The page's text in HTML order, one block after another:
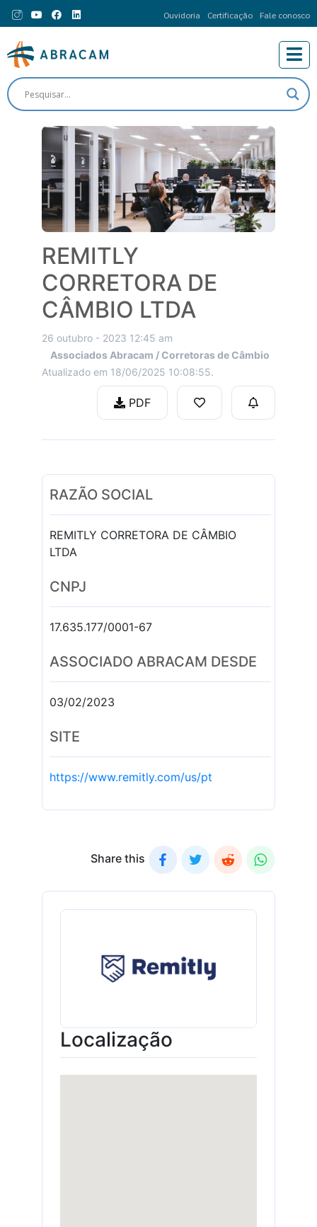
Ouvidoria Certificação Fale conosco
REMITLY
CORRETORA DE
CÂMBIO LTDA
26 outubro - 2023 12:45 am
Associados Abracam / Corretoras de Câmbio
Atualizado em 18/06/2025 10:08:55.
PDF
RAZÃO SOCIAL
REMITLY CORRETORA DE CÂMBIO
LTDA
CNPJ
17.635.177/0001-67
ASSOCIADO ABRACAM DESDE
03/02/2023
SITE
https://www.remitly.com/us/pt
Share this
Localização